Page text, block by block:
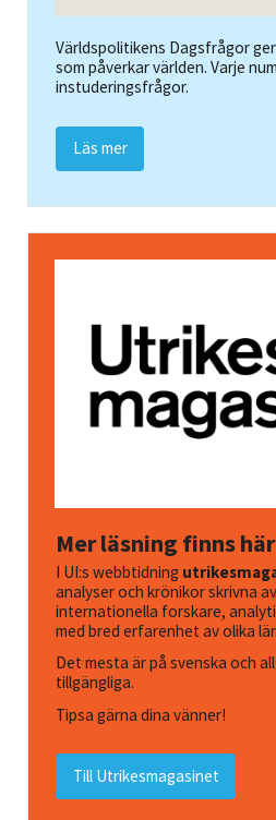
Världspolitikens Dagsfrågor
som påverkar världen. Varje
instuderingsfrågor.
Läs mer
Mer läsning finns
I UI:s webbtidning
analyser och krönikor skrivna
internationella forskare,
med bred erfarenhet av olika
Det mesta är på svenska och
tillgängliga.
Tipsa gärna dina vänner!
Till Utrikesmagasinet